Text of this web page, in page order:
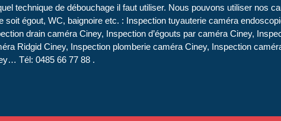
technique de débouchage il faut utiliser. Nous pouvons utiliser nos
soit égout, WC, baignoire etc. : Inspection tuyauterie caméra
drain caméra Ciney, Inspection d’égouts par caméra Ciney,
Ridgid Ciney, Inspection plomberie caméra Ciney, Inspection
Tél: 0485 66 77 88 .